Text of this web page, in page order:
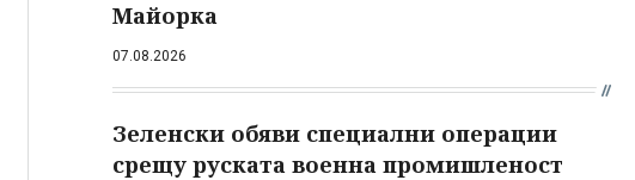
Майорка
07.08.2026
Зеленски обяви специални операции
срещу руската военна промишленост